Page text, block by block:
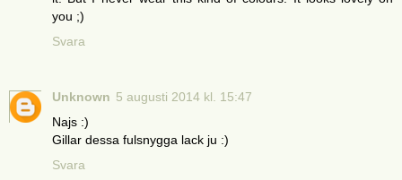
you ;)
Svara
Unknown 5 augusti 2014 kl. 15:47
Najs :)
Gillar dessa fulsnygga lack ju :)
Svara